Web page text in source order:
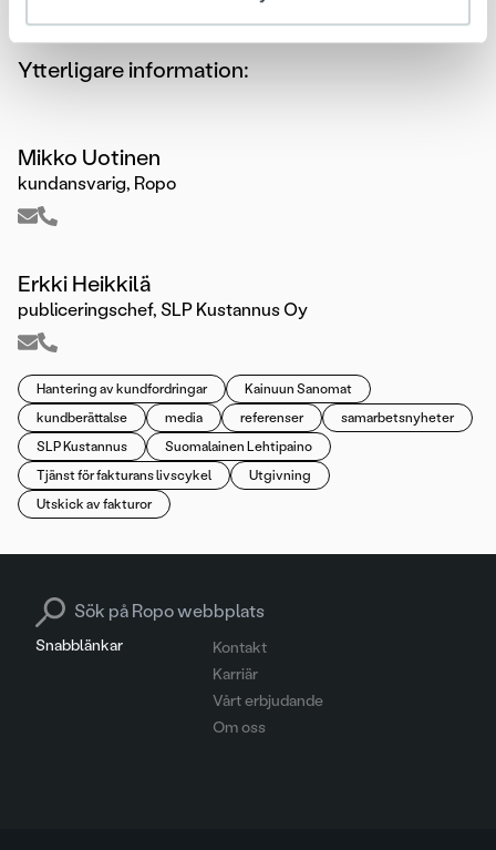
Ytterligare information:
Mikko Uotinen
kundansvarig, Ropo
Erkki Heikkilä
publiceringschef, SLP Kustannus Oy
Hantering av kundfordringar
Kainuun Sanomat
kundberättalse
media referenser
samarbetsnyheter
SLP Kustannus
Suomalainen Lehtipaino
Tjänst för fakturans livscykel
Utgivning
Utskick av fakturor
Snabblänkar
Kontakt
Karriär
Vårt erbjudande
Om oss
Search for: